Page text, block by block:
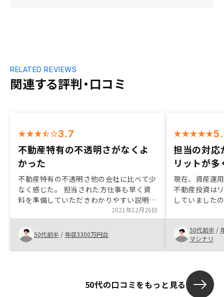
関連する評判・口コミ
RELATED REVIEWS
3.7
不動産特有の不透明さがなくよ
かった
不動産特有の不透明さ他の会社に比べて少
なく感じた。 担当された方仕事も早く資
料を準備していただきわかりやすい説明を
していただいた。 ただし今の時代は不動
産価格 が高騰しており中古区分物件の利
益率も低く、今後の展開や投資も難しいと
も感じた。ワイドプラン管理料を昔のまま
に戻してほしい、高すぎる 礼金は大家に
2021年12月26日
50代前半 / 年収3300万円台
担当の対応
リットが
現在、資産運
不動産投資は
していました
トがあるとわ
た。
たのが、購入
低く、株等に
50代前半 /
マシナリ
50代の口コミをもっと見る